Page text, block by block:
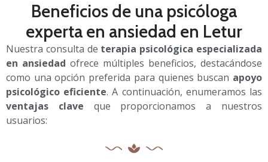
Beneficios de una psicóloga
experta en ansiedad en Letur
Nuestra consulta de terapia psicológica especializada
en ansiedad ofrece múltiples beneficios, destacándose
como una opción preferida para quienes buscan apoyo
psicológico eficiente. A continuación, enumeramos las
ventajas clave que proporcionamos a nuestros
usuarios: